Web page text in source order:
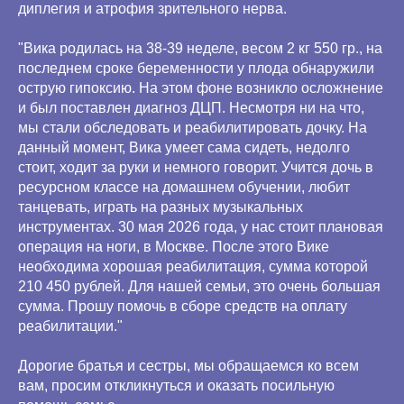
диплегия и атрофия зрительного нерва.
"Вика родилась на 38-39 неделе, весом 2 кг 550 гр., на
последнем сроке беременности у плода обнаружили
острую гипоксию. На этом фоне возникло осложнение
и был поставлен диагноз ДЦП. Несмотря ни на что,
мы стали обследовать и реабилитировать дочку. На
данный момент, Вика умеет сама сидеть, недолго
стоит, ходит за руки и немного говорит. Учится дочь в
ресурсном классе на домашнем обучении, любит
танцевать, играть на разных музыкальных
инструментах. 30 мая 2026 года, у нас стоит плановая
операция на ноги, в Москве. После этого Вике
необходима хорошая реабилитация, сумма которой
210 450 рублей. Для нашей семьи, это очень большая
сумма. Прошу помочь в сборе средств на оплату
реабилитации."
Дорогие братья и сестры, мы обращаемся ко всем
вам, просим откликнуться и оказать посильную